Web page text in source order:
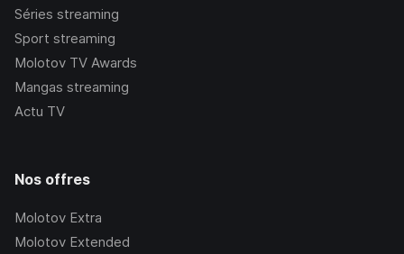
Séries streaming
Sport streaming
Molotov TV Awards
Mangas streaming
Actu TV
Nos offres
Molotov Extra
Molotov Extended